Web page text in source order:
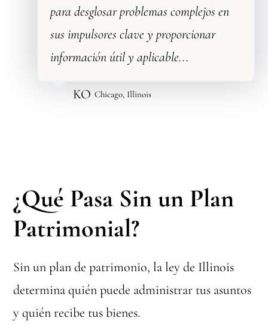
para desglosar problemas complejos en
sus impulsores clave y proporcionar
información útil y aplicable...
KO Chicago, Illinois
¿Qué Pasa Sin un Plan
Patrimonial?
Sin un plan de patrimonio, la ley de Illinois
determina quién puede administrar tus asuntos
y quién recibe tus bienes.